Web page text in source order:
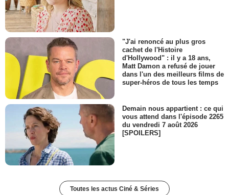
"J'ai renoncé au plus gros
cachet de l'Histoire
d'Hollywood" : il y a 18 ans,
Matt Damon a refusé de jouer
dans l'un des meilleurs films de
super-héros de tous les temps
Demain nous appartient : ce qui
vous attend dans l'épisode 2265
du vendredi 7 août 2026
[SPOILERS]
Toutes les actus Ciné & Séries